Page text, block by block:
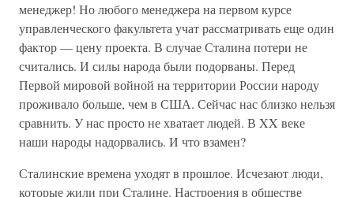
менеджер! Но любого менеджера на первом курсе
управленческого факультета учат рассматривать еще один
фактор — цену проекта. В случае Сталина потери не
считались. И силы народа были подорваны. Перед
Первой мировой войной на территории России народу
проживало больше, чем в США. Сейчас нас близко нельзя
сравнить. У нас просто не хватает людей. В XX веке
наши народы надорвались. И что взамен?
Сталинские времена уходят в прошлое. Исчезают люди,
которые жили при Сталине. Настроения в обществе